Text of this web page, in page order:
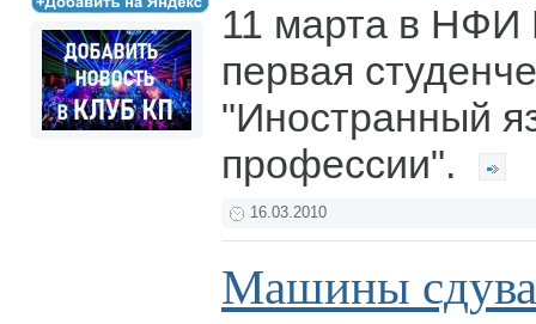
11 марта в НФИ
первая
"Иностранный
профессии".
16.03.2010
Машины